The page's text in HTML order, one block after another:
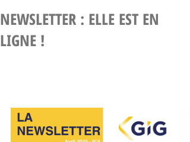
NEWSLETTER : ELLE EST EN
LIGNE !